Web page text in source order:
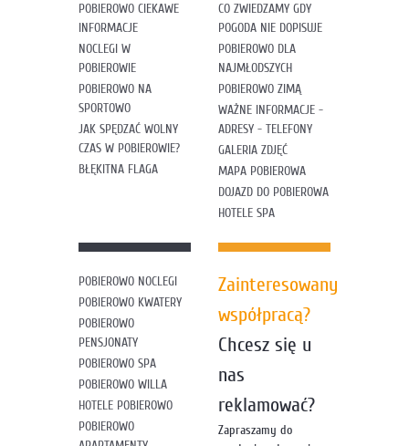
POBIEROWO CIEKAWE
INFORMACJE
NOCLEGI W
POBIEROWIE
POBIEROWO NA
SPORTOWO
JAK SPĘDZAĆ WOLNY
CZAS W POBIEROWIE?
BŁĘKITNA FLAGA
CO ZWIEDZAMY GDY
POGODA NIE DOPISUJE
POBIEROWO DLA
NAJMŁODSZYCH
POBIEROWO ZIMĄ
WAŻNE INFORMACJE -
ADRESY - TELEFONY
GALERIA ZDJĘĆ
MAPA POBIEROWA
DOJAZD DO POBIEROWA
HOTELE SPA
POBIEROWO NOCLEGI
POBIEROWO KWATERY
POBIEROWO
PENSJONATY
POBIEROWO SPA
POBIEROWO WILLA
HOTELE POBIEROWO
POBIEROWO
Zainteresowany
współpracą?
Chcesz się u
nas
reklamować?
Zapraszamy do